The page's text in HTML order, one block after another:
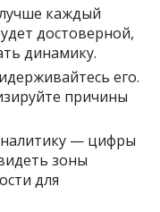
каждый
достоверной,
динамику.
его.
причины
— цифры
зоны
для